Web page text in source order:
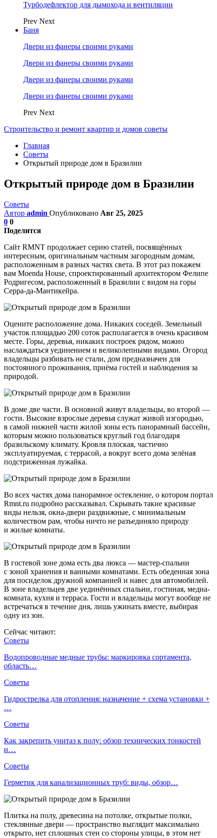
Турбодефлектор для дымохода и вентиляции
Prev Next
Баня
Двери из фанеры своими руками
Двери из фанеры своими руками
Двери из фанеры своими руками
Двери из фанеры своими руками
Prev Next
Строительство и ремонт квартир и домов советы
Главная
Советы
Открытый природе дом в Бразилии
Открытый природе дом в Бразилии
Советы
Автор admin Опубликовано Авг 25, 2025
0 0
Поделится
Сайт RMNT продолжает серию статей, посвящённых
интересным, оригинальным частным загородным домам,
расположенным в разных частях света. В этот раз покажем
вам Moenda House, спроектированный архитектором Фелипе
Родригесом, расположенный в Бразилии с видом на горы
Серра-да-Мантикейра.
Оцените расположение дома. Никаких соседей. Земельный
участок площадью 200 соток располагается в очень красивом
месте. Горы, деревья, никаких построек рядом, можно
наслаждаться уединением и великолепными видами. Огород
владельцы разбивать не стали, дом предназначен для
постоянного проживания, приёма гостей и наблюдения за
природой.
В доме две части. В основной живут владельцы, во второй —
гости. Высокие взрослые деревья служат живой изгородью,
в самой нижней части жилой зоны есть панорамный бассейн,
которым можно пользоваться круглый год благодаря
бразильскому климату. Кровля плоская, частично
эксплуатируемая, с террасой, а вокруг всего дома зелёная
подстриженная лужайка.
Во всех частях дома панорамное остекление, о котором портал
Rmnt.ru подробно рассказывал. Скрывать такие красивые
виды нельзя, окна-двери раздвижные, с минимальным
количеством рам, чтобы ничто не разъединяло природу
и жилые комнаты.
В гостевой зоне дома есть два люкса — мастер-спальни
с зоной хранения и ванными комнатами. Есть обеденная зона
для посиделок дружной компанией и навес для автомобилей.
В зоне владельцев две уединённых спальни, гостиная, медиа-
комната, кухня и терраса. Гости и владельцы могут вообще не
встречаться в течение дня, лишь ужинать вместе, выбирая
одну из зон.
Сейчас читают:
Советы
Водопроводные медные трубы: маркировка сортамента,
область…
Советы
Гидрострелка для отопления: назначение + схема установки +
…
Советы
Как закрепить унитаз к полу: обзор технических тонкостей
и…
Советы
Герметик для канализационных труб: виды, обзор…
Плитка на полу, древесина на потолке, открытые полки,
стеклянные двери — пространство выглядит максимально
открыто, нет сплошных стен со стороны улицы, в этом нет